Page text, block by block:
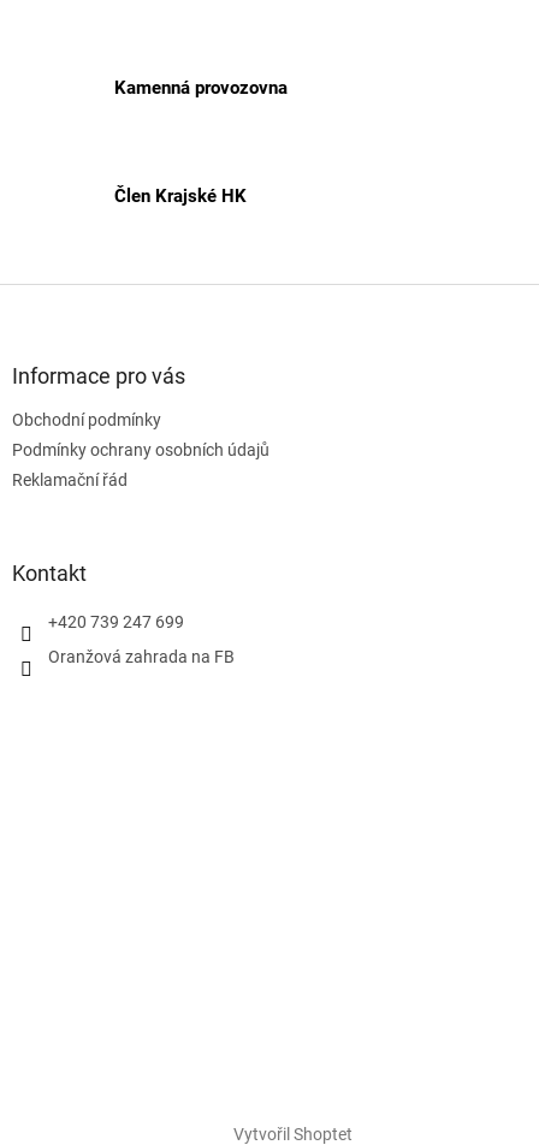
Kamenná provozovna
Člen Krajské HK
Informace pro vás
Obchodní podmínky
Podmínky ochrany osobních údajů
Reklamační řád
Kontakt
+420 739 247 699
Oranžová zahrada na FB
Vytvořil Shoptet